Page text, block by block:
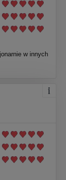
w innych